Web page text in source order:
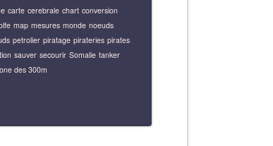
carte cerebrale chart conversion
map mesures monde noeuds
petrolier piratage pirateries pirates
sauver secourir Somalie tanker
des 300m